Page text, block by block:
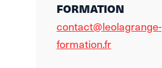
FORMATION
contact@leolagrange-
formation.fr